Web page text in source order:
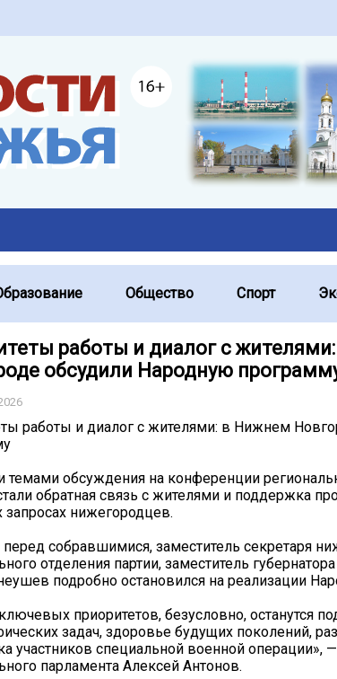
Общество Спорт
работы и диалог с
обсудили Народную
работы и диалог с жителями: в Нижнем
темами обсуждения на конференции
обратная связь с жителями и поддержка
запросах нижегородцев.
перед собравшимися, заместитель секретаря
отделения партии, заместитель
подробно остановился на реализации
приоритетов, безусловно, останутся
задач, здоровье будущих поколений,
участников специальной военной операции»,
парламента Алексей Антонов.